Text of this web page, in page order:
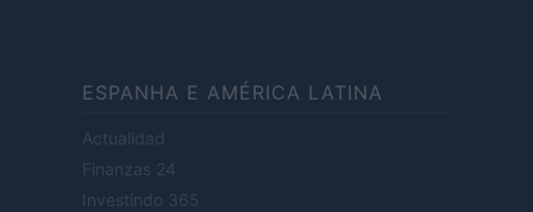
ESPANHA E AMÉRICA LATINA
Actualidad
Finanzas 24
Investindo 365